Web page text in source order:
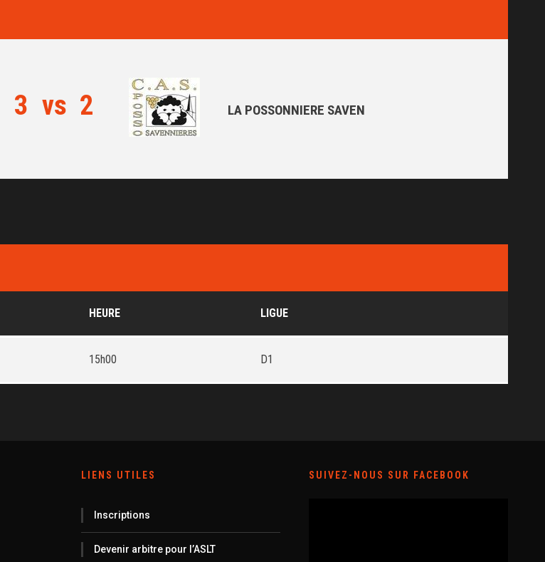
3 vs 2 LA POSSONNIERE SAVEN
HEURE LIGUE
15h00 D1
LIENS UTILES
Inscriptions
Devenir arbitre pour l’ASLT
SUIVEZ-NOUS SUR FACEBOOK